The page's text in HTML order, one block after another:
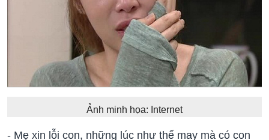
Ảnh minh họa: Internet
- Mẹ xin lỗi con, những lúc như thế may mà có con